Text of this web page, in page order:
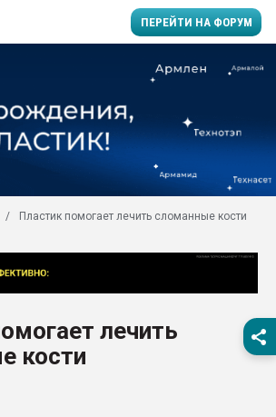
ПЕРЕЙТИ НА ФОРУМ
умельцы изготовили
Продажа готового
производство SPC
заводу пластмасс"
Вакуум-формовочные
ближайшее
Подмосковье, Москва
Пластик помогает лечить сломанные кости
лечить
кости